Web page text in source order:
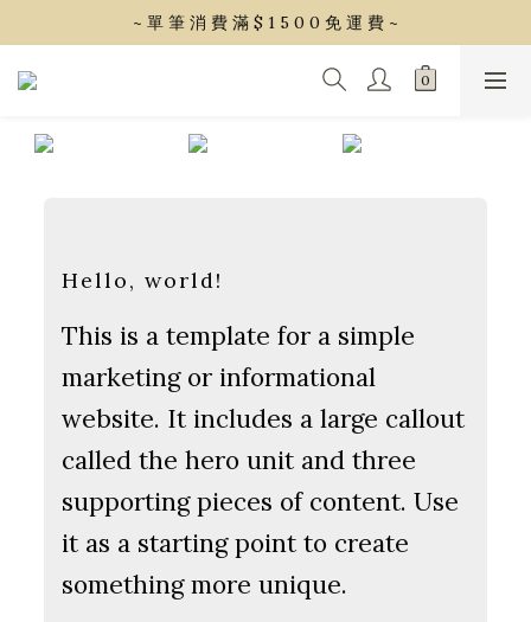
~ 單 筆 消 費 滿 $ 1 5 0 0 免 運 費 ~
~ 單 筆 消 費 滿 $ 1 5 0 0 免 運 費 ~
會 員 享 2% 點 數 回 饋 (1點=1元)
Hello, world!
This is a template for a simple
marketing or informational
website. It includes a large callout
called the hero unit and three
supporting pieces of content. Use
it as a starting point to create
something more unique.